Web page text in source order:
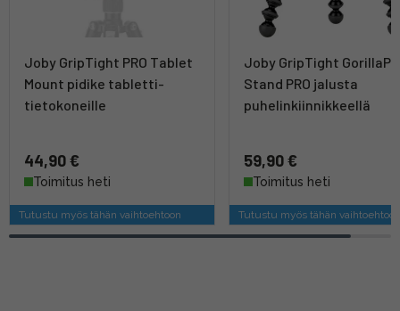
Joby GripTight PRO Tablet
Mount pidike tabletti-
tietokoneille
44,90 €
Toimitus heti
Tutustu myös tähän vaihtoehtoon
Joby GripTight
Stand PRO jalusta
puhelinkiinnikkeellä
59,90 €
Toimitus heti
Tutustu myös tähän